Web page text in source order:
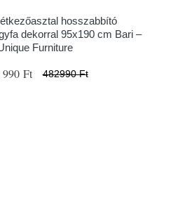
hosszabbító
dekorral 95x190 cm Bari –
Furniture
Ft 482990 Ft